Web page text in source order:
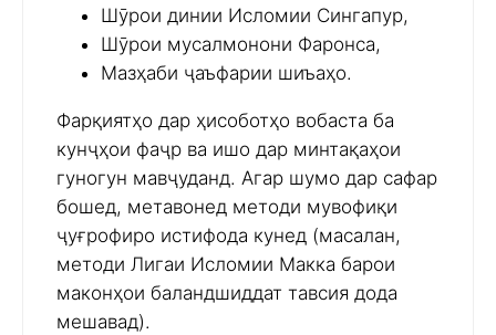
Шӯрои динии Исломии Сингапур,
Шӯрои мусалмонони Фаронса,
Мазҳаби ҷаъфарии шиъаҳо.
Фарқиятҳо дар ҳисоботҳо вобаста ба
кунҷҳои фаҷр ва ишо дар минтақаҳои
гуногун мавҷуданд. Агар шумо дар сафар
бошед, метавонед методи мувофиқи
ҷуғрофиро истифода кунед (масалан,
методи Лигаи Исломии Макка барои
маконҳои баландшиддат тавсия дода
мешавад).